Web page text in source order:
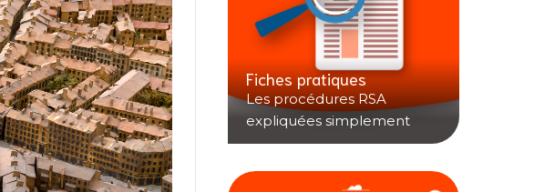
Fiches pratiques
Les procédures RSA
expliquées simplement